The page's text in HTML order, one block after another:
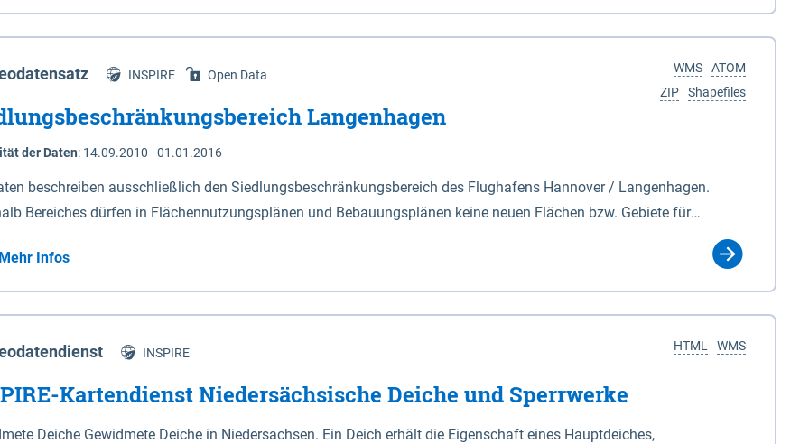
Niedersachsen (vgl. Abb. 4-1) entlang der Elbe zwischen Schnackenburg im Osten und Hohnstorf (Elbe) im Westen
472,5 bei Schnackenburg bis 569 bei Lauenburg). Das Biosphärenreservat umfasst Teile der Landkreise
Dannenberg und Lüneburg.
ATOM
WMS
Shapefiles
ZIP
INSPIRE Open Data
Langenhagen
der Daten: 14.09.2010 - 01.01.2016
beschreiben ausschließlich den Siedlungsbeschränkungsbereich des Flughafens Hannover / Langenhagen.
Bereiches dürfen in Flächennutzungsplänen und Bebauungsplänen keine neuen Flächen bzw. Gebiete für
Mehr Infos
WMS
HTML
INSPIRE
Kartendienst Niedersächsische Deiche und Sperrwerke
Deiche Gewidmete Deiche in Niedersachsen. Ein Deich erhält die Eigenschaft eines Hauptdeiches,